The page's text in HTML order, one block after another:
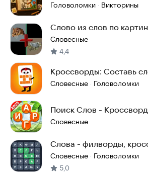
Головоломки · Викторины
Слово из слов по
Словесные
4,4
Кроссворды: Составь
Словесные · Головоломки
Поиск Слов - Кроссворд
Словесные
Слова - филворды,
слова
Словесные · Головоломки
5,0